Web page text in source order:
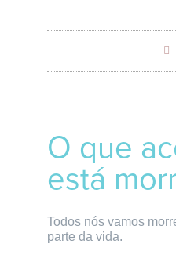
O que
está
Todos nós vamos
parte da vida.